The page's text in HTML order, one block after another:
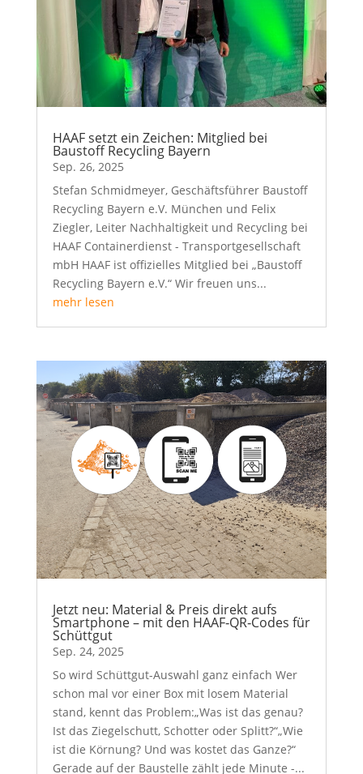
HAAF setzt ein Zeichen: Mitglied bei
Baustoff Recycling Bayern
Sep. 26, 2025
Stefan Schmidmeyer, Geschäftsführer Baustoff
Recycling Bayern e.V. München und Felix
Ziegler, Leiter Nachhaltigkeit und Recycling bei
HAAF Containerdienst - Transportgesellschaft
mbH HAAF ist offizielles Mitglied bei „Baustoff
Recycling Bayern e.V.“ Wir freuen uns...
mehr lesen
Jetzt neu: Material & Preis direkt aufs
Smartphone – mit den HAAF‑QR‑Codes für
Schüttgut
Sep. 24, 2025
So wird Schüttgut-Auswahl ganz einfach Wer
schon mal vor einer Box mit losem Material
stand, kennt das Problem:„Was ist das genau?
Ist das Ziegelschutt, Schotter oder Splitt?“„Wie
ist die Körnung? Und was kostet das Ganze?“
Gerade auf der Baustelle zählt jede Minute -...